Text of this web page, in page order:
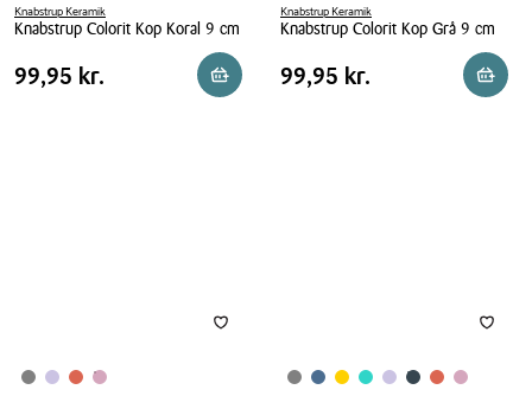
Knabstrup Keramik
Knabstrup Colorit Kop Koral 9 cm
Knabstrup
Colorit
Pris
Pris 99,95 kr.
99,95 kr. Reservér i butik
Knabstrup Keramik
Knabstrup Colorit Kop Grå 9 cm
Knabstrup
Colorit
Pris
Pris 99,95 kr.
99,95 kr.